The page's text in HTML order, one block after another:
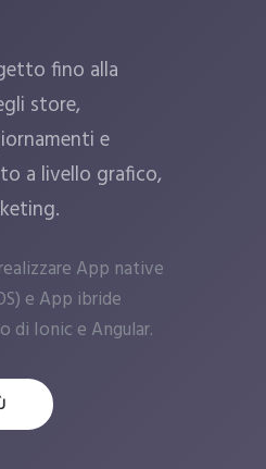
fino alla
store,
e
a livello grafico,
App native
e App ibride
di Ionic e Angular.